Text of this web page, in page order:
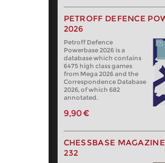
PETROFF DEFENCE
2026
Petroff Defence
Powerbase 2026 is a
database which contains
6475 high class games
from Mega 2026 and the
Correspondence Database
2026, of which 682
annotated.
9,90 €
CHESSBASE
232